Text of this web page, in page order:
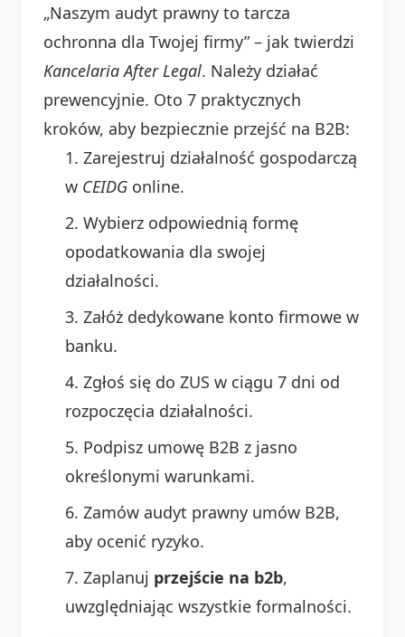
„Naszym audyt prawny to tarcza
ochronna dla Twojej firmy” – jak twierdzi
Kancelaria After Legal. Należy działać
prewencyjnie. Oto 7 praktycznych
kroków, aby bezpiecznie przejść na B2B:
Zarejestruj działalność gospodarczą
w CEIDG online.
Wybierz odpowiednią formę
opodatkowania dla swojej
działalności.
Załóż dedykowane konto firmowe w
banku.
Zgłoś się do ZUS w ciągu 7 dni od
rozpoczęcia działalności.
Podpisz umowę B2B z jasno
określonymi warunkami.
Zamów audyt prawny umów B2B,
aby ocenić ryzyko.
Zaplanuj przejście na b2b,
uwzględniając wszystkie formalności.